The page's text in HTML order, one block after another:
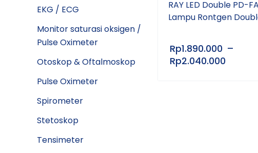
EKG / ECG
Monitor saturasi oksigen /
Pulse Oximeter
Otoskop & Oftalmoskop
Pulse Oximeter
Spirometer
Stetoskop
Tensimeter
RAY LED Double PD-
Lampu Rontgen
Rp1.890.000 –
Rp2.040.000